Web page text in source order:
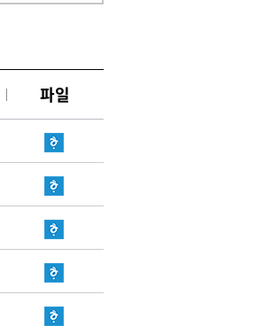
파일